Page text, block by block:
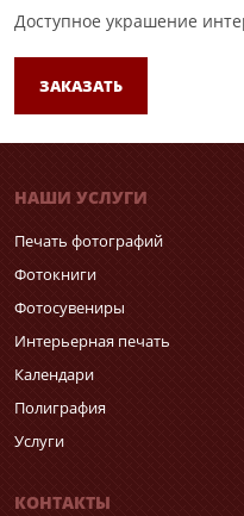
Доступное украшение
ЗАКАЗАТЬ
НАШИ УСЛУГИ
Печать фотографий
Фотокниги
Фотосувениры
Интерьерная печать
Календари
Полиграфия
Услуги
КОНТАКТЫ